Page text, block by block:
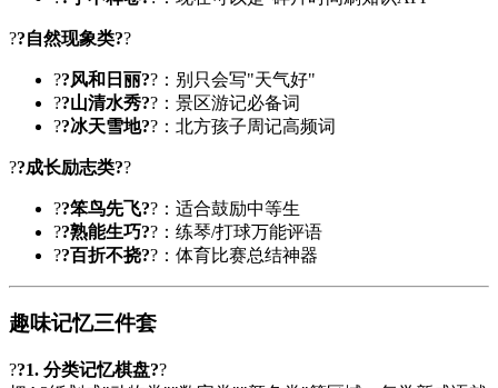
??自然现象类??
??风和日丽??：别只会写"天气好"
??山清水秀??：景区游记必备词
??冰天雪地??：北方孩子周记高频词
??成长励志类??
??笨鸟先飞??：适合鼓励中等生
??熟能生巧??：练琴/打球万能评语
??百折不挠??：体育比赛总结神器
趣味记忆三件套
??1. 分类记忆棋盘??